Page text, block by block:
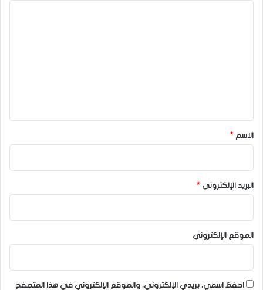
*
الاسم *
البريد الإلكتروني *
الموقع الإلكتروني
احفظ اسمي، بريدي الإلكتروني، والموقع الإلكتروني في هذا المتصفح